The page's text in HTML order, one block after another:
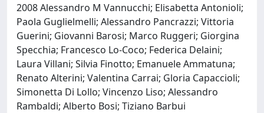
2008 Alessandro M Vannucchi; Elisabetta Antonioli;
Paola Guglielmelli; Alessandro Pancrazzi; Vittoria
Guerini; Giovanni Barosi; Marco Ruggeri; Giorgina
Specchia; Francesco Lo-Coco; Federica Delaini;
Laura Villani; Silvia Finotto; Emanuele Ammatuna;
Renato Alterini; Valentina Carrai; Gloria Capaccioli;
Simonetta Di Lollo; Vincenzo Liso; Alessandro
Rambaldi; Alberto Bosi; Tiziano Barbui